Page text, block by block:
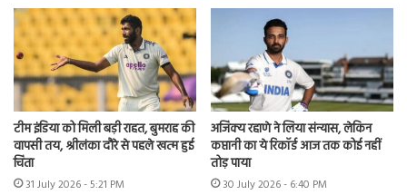
टीम इंडिया को मिली बड़ी राहत, बुमराह की
वापसी तय, श्रीलंका दौरे से पहले खत्म हुई
चिंता
31 July 2026 - 5:21 PM
अजिंक्य रहाणे ने लिया संन्यास, लेकिन
कप्तानी का ये रिकॉर्ड आज तक कोई नहीं
तोड़ पाया
30 July 2026 - 6:40 PM